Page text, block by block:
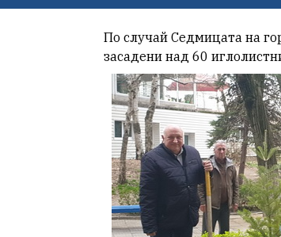
По случай Седмицата на
засадени над 60